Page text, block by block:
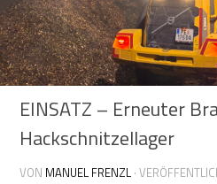
EINSATZ – Erneuter
Hackschnitzellager
VON MANUEL FRENZL ·